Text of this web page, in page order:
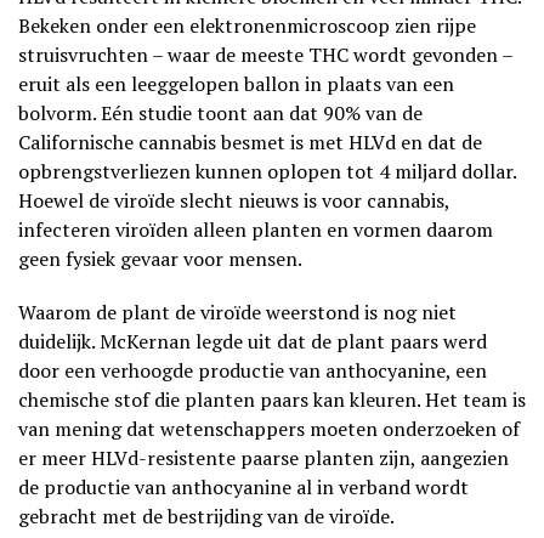
Bekeken onder een elektronenmicroscoop zien rijpe
struisvruchten – waar de meeste THC wordt gevonden –
eruit als een leeggelopen ballon in plaats van een
bolvorm. Eén studie toont aan dat 90% van de
Californische cannabis besmet is met HLVd en dat de
opbrengstverliezen kunnen oplopen tot 4 miljard dollar.
Hoewel de viroïde slecht nieuws is voor cannabis,
infecteren viroïden alleen planten en vormen daarom
geen fysiek gevaar voor mensen.
Waarom de plant de viroïde weerstond is nog niet
duidelijk. McKernan legde uit dat de plant paars werd
door een verhoogde productie van anthocyanine, een
chemische stof die planten paars kan kleuren. Het team is
van mening dat wetenschappers moeten onderzoeken of
er meer HLVd-resistente paarse planten zijn, aangezien
de productie van anthocyanine al in verband wordt
gebracht met de bestrijding van de viroïde.